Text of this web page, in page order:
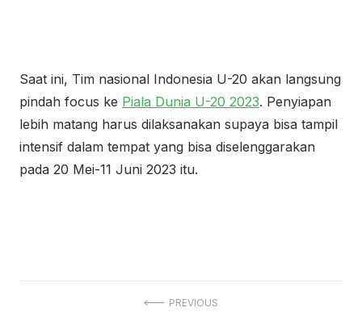
Saat ini, Tim nasional Indonesia U-20 akan langsung
pindah focus ke Piala Dunia U-20 2023. Penyiapan
lebih matang harus dilaksanakan supaya bisa tampil
intensif dalam tempat yang bisa diselenggarakan
pada 20 Mei-11 Juni 2023 itu.
PREVIOUS